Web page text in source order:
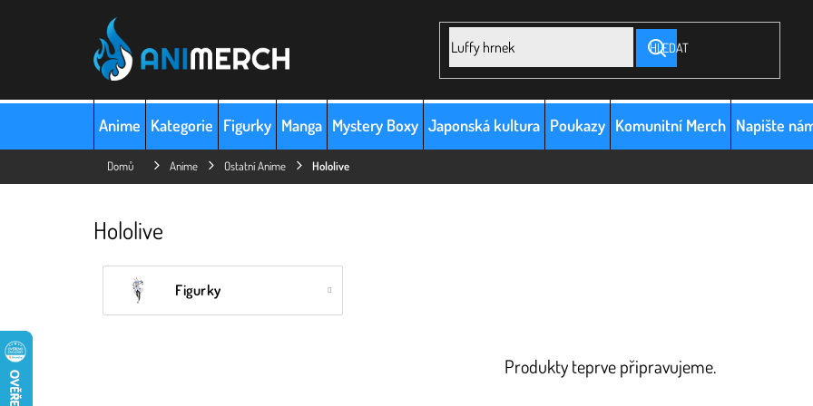
HLEDAT
Anime Kategorie Figurky Manga Mystery Boxy Japonská kultura Poukazy Komunitní Merch Napište
Domů Anime Ostatní Anime Hololive
Hololive
Figurky
Produkty teprve připravujeme.